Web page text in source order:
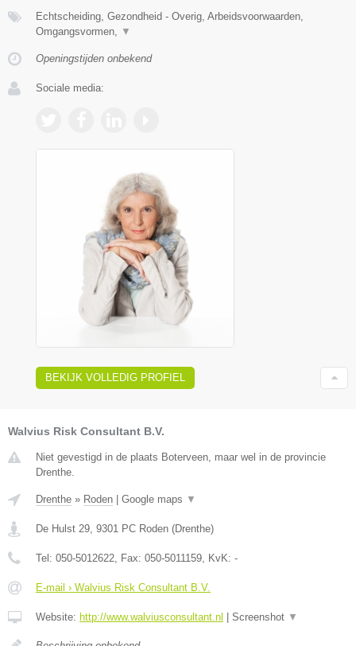
Echtscheiding, Gezondheid - Overig, Arbeidsvoorwaarden,
Omgangsvormen, ▼
Openingstijden onbekend
Sociale media:
BEKIJK VOLLEDIG PROFIEL
Walvius Risk Consultant B.V.
Niet gevestigd in de plaats Boterveen, maar wel in de provincie
Drenthe.
Drenthe » Roden Google maps ▼
De Hulst 29, 9301 PC Roden (Drenthe)
Tel: 050-5012622, Fax: 050-5011159, KvK: -
E-mail › Walvius Risk Consultant B.V.
Website: http://www.walviusconsultant.nl Screenshot ▼